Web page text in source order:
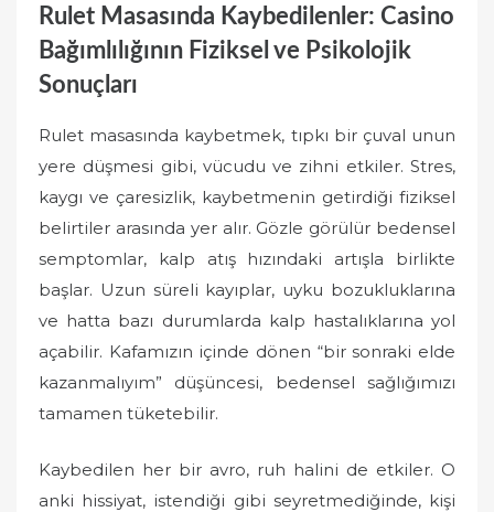
Rulet Masasında Kaybedilenler: Casino
Bağımlılığının Fiziksel ve Psikolojik
Sonuçları
Rulet masasında kaybetmek, tıpkı bir çuval unun
yere düşmesi gibi, vücudu ve zihni etkiler. Stres,
kaygı ve çaresizlik, kaybetmenin getirdiği fiziksel
belirtiler arasında yer alır. Gözle görülür bedensel
semptomlar, kalp atış hızındaki artışla birlikte
başlar. Uzun süreli kayıplar, uyku bozukluklarına
ve hatta bazı durumlarda kalp hastalıklarına yol
açabilir. Kafamızın içinde dönen “bir sonraki elde
kazanmalıyım” düşüncesi, bedensel sağlığımızı
tamamen tüketebilir.
Kaybedilen her bir avro, ruh halini de etkiler. O
anki hissiyat, istendiği gibi seyretmediğinde, kişi